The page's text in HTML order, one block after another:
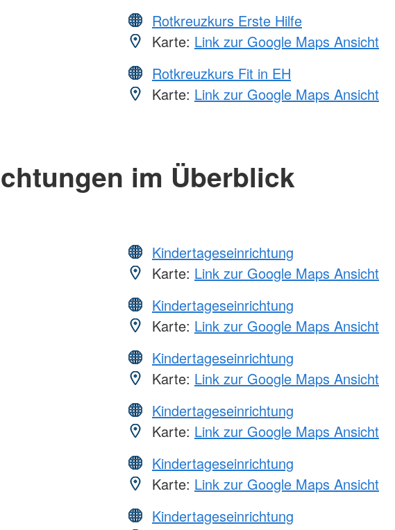
Rotkreuzkurs Erste Hilfe
Karte: Link zur Google Maps Ansicht
Rotkreuzkurs Fit in EH
Karte: Link zur Google Maps Ansicht
im Überblick
Kindertageseinrichtung
Karte: Link zur Google Maps Ansicht
Kindertageseinrichtung
Karte: Link zur Google Maps Ansicht
Kindertageseinrichtung
Karte: Link zur Google Maps Ansicht
Kindertageseinrichtung
Karte: Link zur Google Maps Ansicht
Kindertageseinrichtung
Karte: Link zur Google Maps Ansicht
Kindertageseinrichtung